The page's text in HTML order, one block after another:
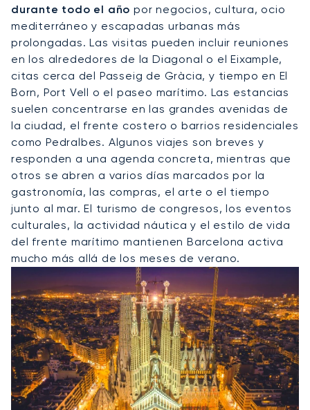
durante todo el año por negocios, cultura, ocio
mediterráneo y escapadas urbanas más
prolongadas. Las visitas pueden incluir reuniones
en los alrededores de la Diagonal o el Eixample,
citas cerca del Passeig de Gràcia, y tiempo en El
Born, Port Vell o el paseo marítimo. Las estancias
suelen concentrarse en las grandes avenidas de
la ciudad, el frente costero o barrios residenciales
como Pedralbes. Algunos viajes son breves y
responden a una agenda concreta, mientras que
otros se abren a varios días marcados por la
gastronomía, las compras, el arte o el tiempo
junto al mar. El turismo de congresos, los eventos
culturales, la actividad náutica y el estilo de vida
del frente marítimo mantienen Barcelona activa
mucho más allá de los meses de verano.